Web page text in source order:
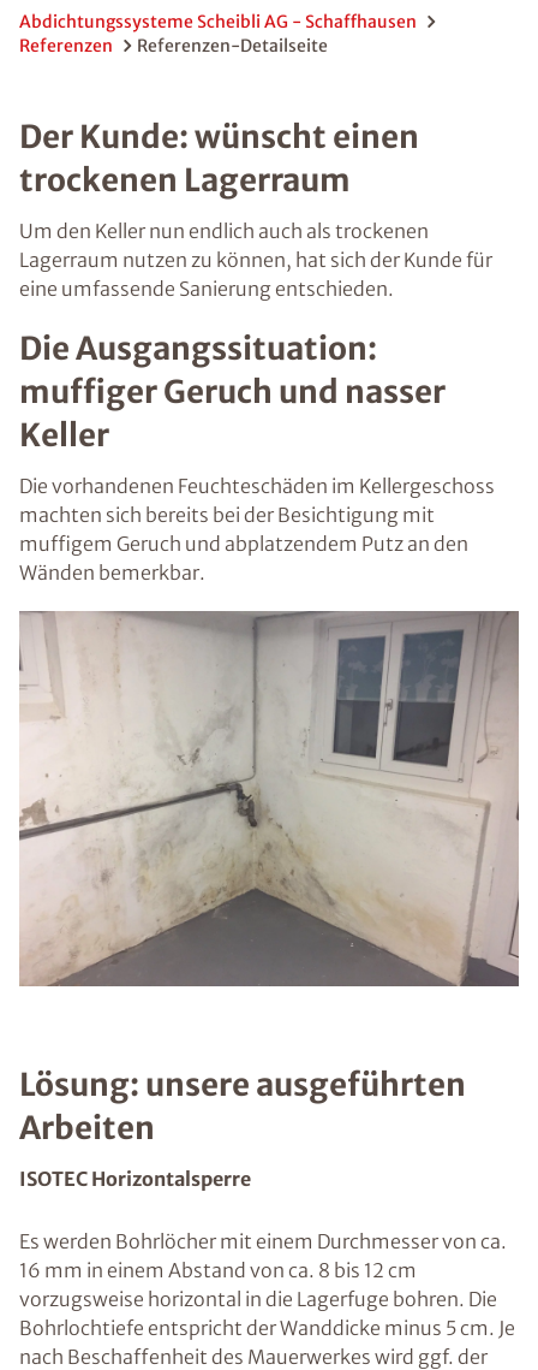
Abdichtungssysteme Scheibli AG - Schaffhausen
Referenzen
Referenzen-Detailseite
Der Kunde: wünscht einen
trockenen Lagerraum
Um den Keller nun endlich auch als trockenen
Lagerraum nutzen zu können, hat sich der Kunde für
eine umfassende Sanierung entschieden.
Die Ausgangssituation:
muffiger Geruch und nasser
Keller
Die vorhandenen Feuchteschäden im Kellergeschoss
machten sich bereits bei der Besichtigung mit
muffigem Geruch und abplatzendem Putz an den
Wänden bemerkbar.
Lösung: unsere ausgeführten
Arbeiten
ISOTEC Horizontalsperre
Es werden Bohrlöcher mit einem Durchmesser von ca.
16 mm in einem Abstand von ca. 8 bis 12 cm
vorzugsweise horizontal in die Lagerfuge bohren. Die
Bohrlochtiefe entspricht der Wanddicke minus 5 cm. Je
nach Beschaffenheit des Mauerwerkes wird ggf. der